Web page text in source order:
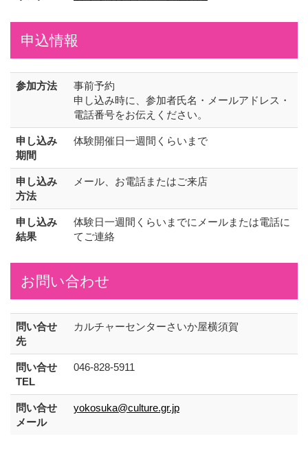
申込情報
参加方法
事前予約
申し込み時に、参加者氏名・メールアドレス・
電話番号をお伝えください。
申し込み
期間
体験開催日一週間くらいまで
申し込み
方法
メール、お電話またはご来店
申し込み
結果
体験日一週間くらいまでにメールまたは電話に
てご連絡
お問い合わせ
問い合せ
先
カルチャーセンターさいか屋横須賀
問い合せ
TEL
046-828-5911
問い合せ
メール
yokosuka@culture.gr.jp